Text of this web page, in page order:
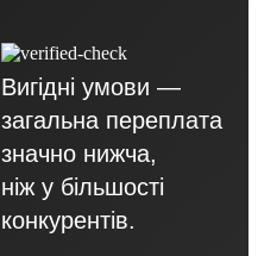
Вигідні умови —
загальна переплата
значно нижча,
ніж у більшості
конкурентів.